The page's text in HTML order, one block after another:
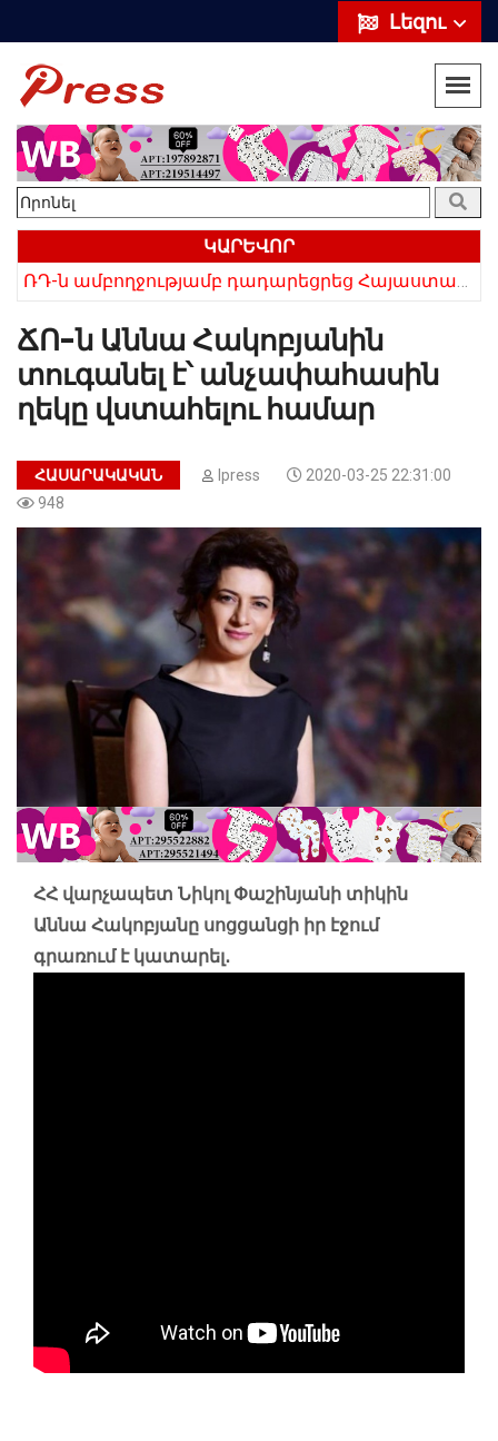
Լեզու
ԿԱՐԵՎՈՐ
ՃՈ-ն Աննա Հակոբյանին
տուգանել է՝ անչափահասին
ղեկը վստահելու համար
ՀԱՍԱՐԱԿԱԿԱՆ Ipress
2020-03-25 22:31:00
948
ՀՀ վարչապետ Նիկոլ Փաշինյանի տիկին
Աննա Հակոբյանը սոցցանցի իր էջում
գրառում է կատարել․